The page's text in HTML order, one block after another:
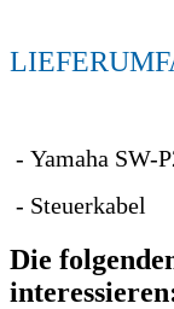
- Yamaha SW-
- Steuerkabel
Die